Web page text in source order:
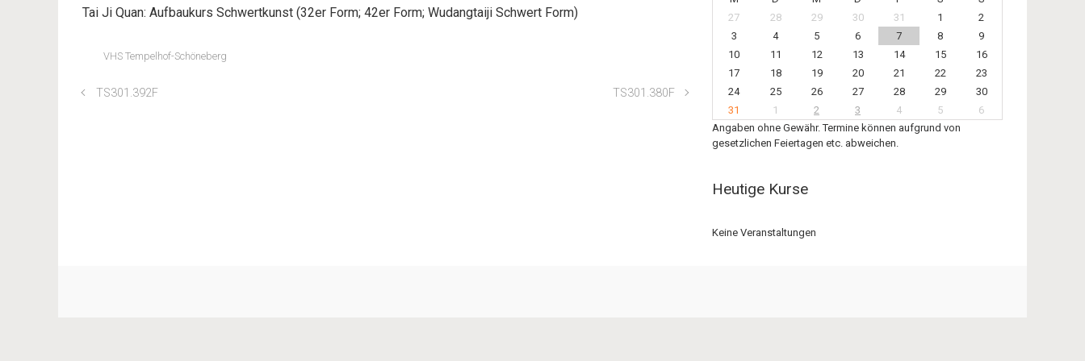
Tai Ji Quan: Aufbaukurs Schwertkunst (32er Form; 42er Form; Wudangtaiji Schwert Form)
VHS Tempelhof-Schöneberg
TS301.392F TS301.380F
27
28 29 30 31 1
2
3
4 5 6 7 8
9
10
11 12 13 14 15
16
17
18 19 20 21 22
23
24
25 26 27 28 29
30
31
1 2 3 4 5
6
Angaben ohne Gewähr. Termine können aufgrund von
gesetzlichen Feiertagen etc. abweichen.
Heutige Kurse
Keine Veranstaltungen